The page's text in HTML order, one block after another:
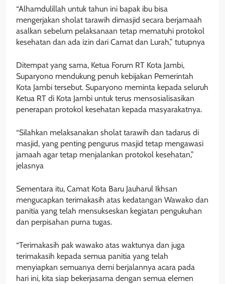
“Alhamdulillah untuk tahun ini bapak ibu bisa
mengerjakan sholat tarawih dimasjid secara berjamaah
asalkan sebelum pelaksanaan tetap mematuhi protokol
kesehatan dan ada izin dari Camat dan Lurah,” tutupnya
Ditempat yang sama, Ketua Forum RT Kota Jambi,
Suparyono mendukung penuh kebijakan Pemerintah
Kota Jambi tersebut. Suparyono meminta kepada seluruh
Ketua RT di Kota Jambi untuk terus mensosialisasikan
penerapan protokol kesehatan kepada masyarakatnya.
“Silahkan melaksanakan sholat tarawih dan tadarus di
masjid, yang penting pengurus masjid tetap mengawasi
jamaah agar tetap menjalankan protokol kesehatan,”
jelasnya
Sementara itu, Camat Kota Baru Jauharul Ikhsan
mengucapkan terimakasih atas kedatangan Wawako dan
panitia yang telah mensukseskan kegiatan pengukuhan
dan perpisahan purna tugas.
“Terimakasih pak wawako atas waktunya dan juga
terimakasih kepada semua panitia yang telah
menyiapkan semuanya demi berjalannya acara pada
hari ini, kita siap bekerjasama dengan semua elemen